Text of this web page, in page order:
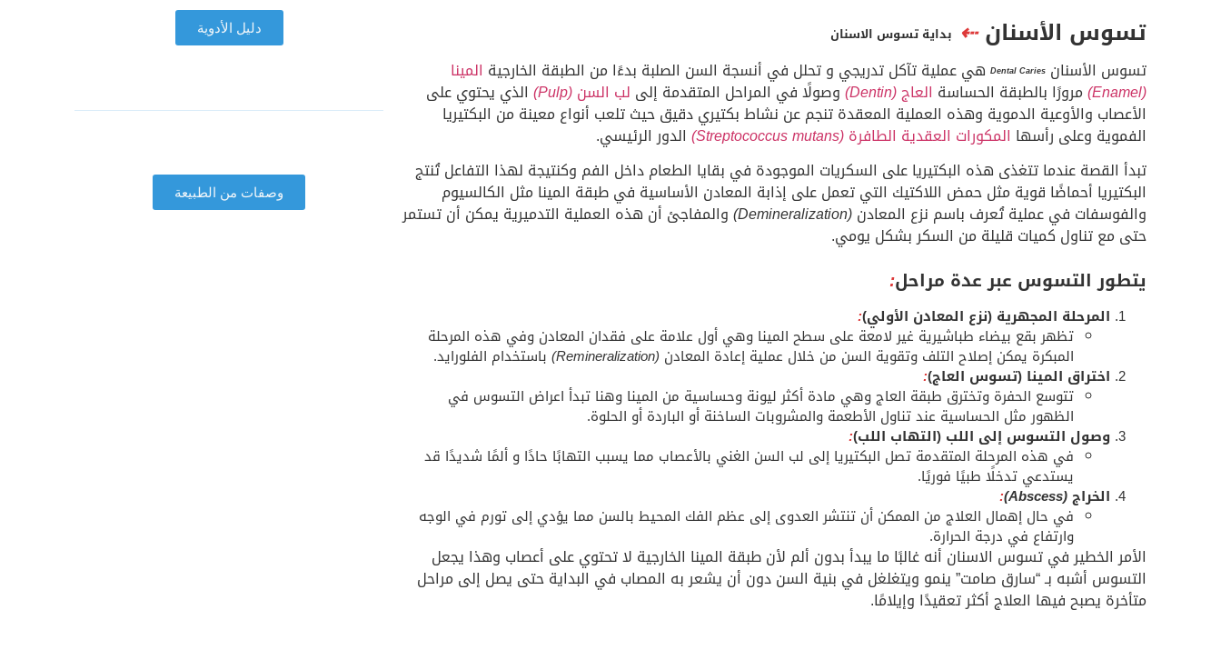
تسوس الأسنان⇠ بداية تسوس الاسنان
تسوس الأسنان Dental Caries هي عملية تآكل تدريجي و تحلل في أنسجة السن الصلبة بدءًا من الطبقة الخارجية المينا
(Enamel) مرورًا بالطبقة الحساسة العاج(Dentin) وصولًا في المراحل المتقدمة إلى لب السن(Pulp) الذي يحتوي على
الأعصاب والأوعية الدموية وهذه العملية المعقدة تنجم عن نشاط بكتيري دقيق حيث تلعب أنواع معينة من البكتيريا
الفموية وعلى رأسها المكورات العقدية الطافرة(Streptococcus mutans)
الدور الرئيسي.
تبدأ القصة عندما تتغذى هذه البكتيريا على السكريات الموجودة في بقايا الطعام داخل الفم وكنتيجة لهذا التفاعل تُنتج
البكتيريا أحماضًا قوية مثل حمض اللاكتيك التي تعمل على إذابة المعادن الأساسية في طبقة المينا مثل الكالسيوم
والفوسفات في عملية تُعرف باسم نزع المعادن(Demineralization) والمفاجئ أن هذه العملية التدميرية يمكن أن تستمر
حتى مع تناول كميات قليلة من السكر بشكل يومي.
يتطور التسوس عبر عدة مراحل:
المرحلة المجهرية (نزع المعادن الأولي):
تظهر بقع بيضاء طباشيرية غير لامعة على سطح المينا وهي أول علامة على فقدان المعادن وفي هذه المرحلة
المبكرة يمكن إصلاح التلف وتقوية السن من خلال عملية إعادة المعادن (Remineralization) باستخدام الفلورايد.
اختراق المينا (تسوس العاج):
تتوسع الحفرة وتخترق طبقة العاج وهي مادة أكثر ليونة وحساسية من المينا وهنا تبدأ اعراض التسوس في
الظهور مثل الحساسية عند تناول الأطعمة والمشروبات الساخنة أو الباردة أو الحلوة.
وصول التسوس إلى اللب (التهاب اللب):
في هذه المرحلة المتقدمة تصل البكتيريا إلى لب السن الغني بالأعصاب مما يسبب التهابًا حادًا و ألمًا شديدًا قد
يستدعي تدخلًا طبيًا فوريًا.
الخراج(Abscess)
:
في حال إهمال العلاج من الممكن أن تنتشر العدوى إلى عظم الفك المحيط بالسن مما يؤدي إلى تورم في الوجه
وارتفاع في درجة الحرارة.
الأمر الخطير في تسوس الاسنان أنه غالبًا ما يبدأ بدون ألم لأن طبقة المينا الخارجية لا تحتوي على أعصاب وهذا يجعل
التسوس أشبه بـ “سارق صامت” ينمو ويتغلغل في بنية السن دون أن يشعر به المصاب في البداية حتى يصل إلى مراحل
متأخرة يصبح فيها العلاج أكثر تعقيدًا وإيلامًا.
دليل الأدوية
وصفات من الطبيعة